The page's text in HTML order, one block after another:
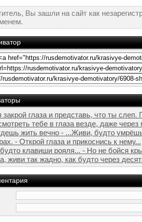
Вы зашли на сайт как
глаза и представь, что ты слеп.
тебе в глаза везде, даже через
жить вечно - ...Живи, будто
- Открой глаза и прикоснись к нему...
клавиши рояля... - Но не бойся
живи так жадно, как будто через